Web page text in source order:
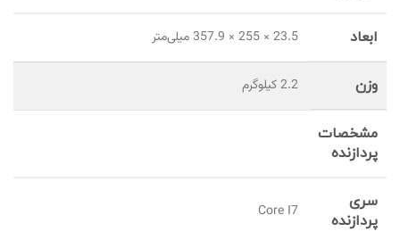
ابعاد 23.5 × 255 × 357.9 میلی‌متر
وزن 2.2 کیلوگرم
مشخصات
پردازنده
سری
پردازنده
Core I7